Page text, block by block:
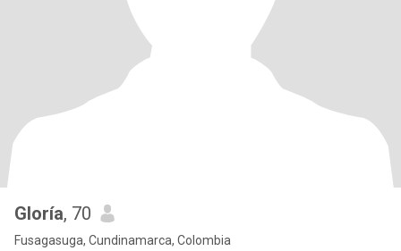
Gloría, 70
Fusagasuga, Cundinamarca, Colombia